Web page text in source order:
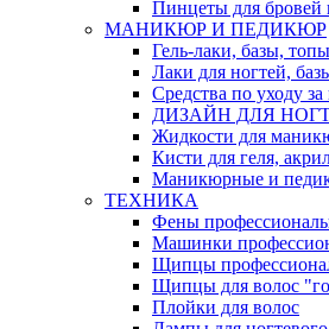
Пинцеты для бровей
МАНИКЮР И ПЕДИКЮР
Гель-лаки, базы, топы
Лаки для ногтей,
Средства по уходу
ДИЗАЙН ДЛЯ
Жидкости для
Кисти для геля,
Маникюрные и
ТЕХНИКА
Фены
Машинки
Щипцы
Щипцы для волос
Плойки для волос